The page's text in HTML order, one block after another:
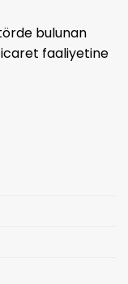
bulunan
faaliyetine